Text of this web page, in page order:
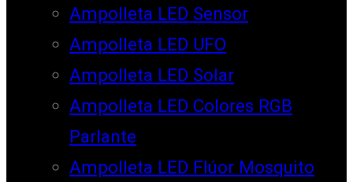
Ampolleta LED Sensor
Ampolleta LED UFO
Ampolleta LED Solar
Ampolleta LED Colores RGB
Parlante
Ampolleta LED Flúor Mosquito